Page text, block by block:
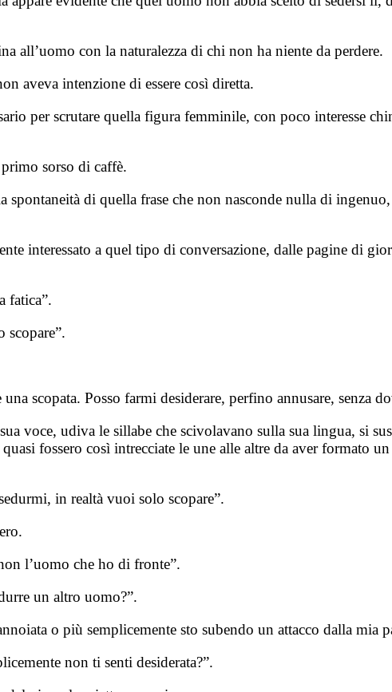
all’uomo con la naturalezza di chi non ha niente da perdere.
aveva intenzione di essere così diretta.
per scrutare quella figura femminile, con poco interesse
sorso di caffè.
spontaneità di quella frase che non nasconde nulla di
interessato a quel tipo di conversazione, dalle pagine di
fatica”.
scopata. Posso farmi desiderare, perfino annusare, senza
voce, udiva le sillabe che scivolavano sulla sua lingua, si
fossero così intrecciate le une alle altre da aver formato
in realtà vuoi solo scopare”.
l’uomo che ho di fronte”.
un altro uomo?”.
o più semplicemente sto subendo un attacco dalla mia
non ti senti desiderata?”.